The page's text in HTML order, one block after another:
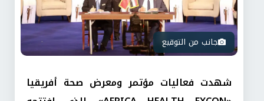
جانب من التوقيع
شهدت فعاليات مؤتمر ومعرض صحة أفريقيا